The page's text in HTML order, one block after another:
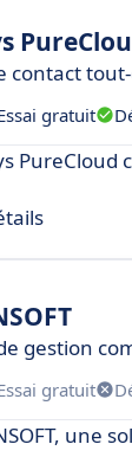
contact
gratuit
gestion
gratuit
une